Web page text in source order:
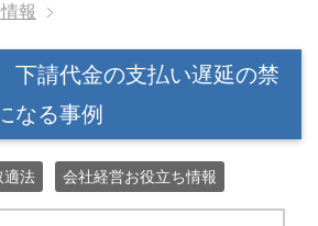
報
請代金の支払い遅延の禁
なる事例
適法 会社経営お役立ち情報